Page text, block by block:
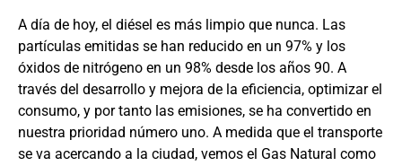
A día de hoy, el diésel es más limpio que nunca. Las
partículas emitidas se han reducido en un 97% y los
óxidos de nitrógeno en un 98% desde los años 90. A
través del desarrollo y mejora de la eficiencia, optimizar el
consumo, y por tanto las emisiones, se ha convertido en
nuestra prioridad número uno. A medida que el transporte
se va acercando a la ciudad, vemos el Gas Natural como